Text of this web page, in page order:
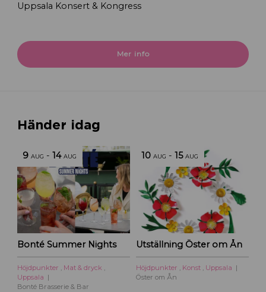
Uppsala Konsert & Kongress
Mer info
Händer idag
9 AUG -14 AUG
Bonté Summer Nights
Höjdpunkter , Mat & dryck ,
Uppsala
Bonté Brasserie & Bar
10 AUG -15 AUG
Utställning Öster om Ån
Höjdpunkter , Konst , Uppsala
Öster om Ån